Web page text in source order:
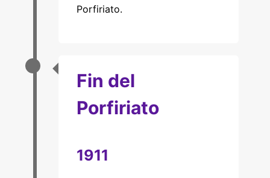
Porfiriato.
Fin del
Porfiriato
1911